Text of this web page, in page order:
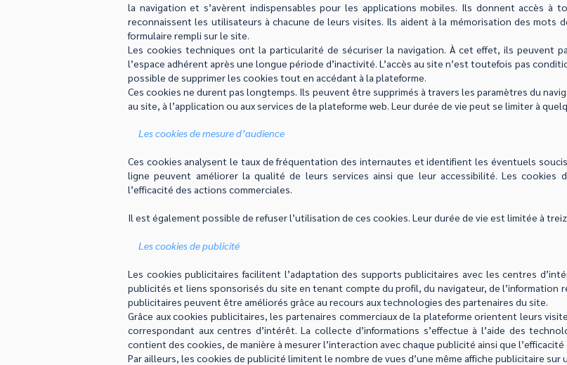
la navigation et s’avèrent indispensables pour les applications mobiles. Ils donnent accès
reconnaissent les utilisateurs à chacune de leurs visites. Ils aident à la mémorisation des mots
formulaire rempli sur le site.
Les cookies techniques ont la particularité de sécuriser la navigation. À cet effet, ils peuvent
l’espace adhérent après une longue période d’inactivité. L’accès au site n’est toutefois pas
possible de supprimer les cookies tout en accédant à la plateforme.
Ces cookies ne durent pas longtemps. Ils peuvent être supprimés à travers les paramètres du
au site, à l’application ou aux services de la plateforme web. Leur durée de vie peut se limiter à
Les cookies de mesure d’audience
Ces cookies analysent le taux de fréquentation des internautes et identifient les éventuels
ligne peuvent améliorer la qualité de leurs services ainsi que leur accessibilité. Les cookies
l’efficacité des actions commerciales.
Il est également possible de refuser l’utilisation de ces cookies. Leur durée de vie est limitée à
Les cookies de publicité
Les cookies publicitaires facilitent l’adaptation des supports publicitaires avec les centres
publicités et liens sponsorisés du site en tenant compte du profil, du navigateur, de l’information
publicitaires peuvent être améliorés grâce au recours aux technologies des partenaires du site.
Grâce aux cookies publicitaires, les partenaires commerciaux de la plateforme orientent leurs
correspondant aux centres d’intérêt. La collecte d’informations s’effectue à l’aide des
contient des cookies, de manière à mesurer l’interaction avec chaque publicité ainsi que l’efficacité
Par ailleurs, les cookies de publicité limitent le nombre de vues d’une même affiche publicitaire sur